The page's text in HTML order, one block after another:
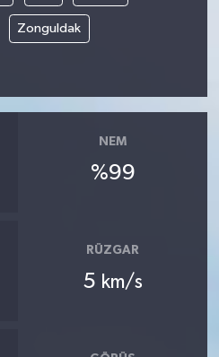
Zonguldak
NEM
%99
RÜZGAR
5 km/s